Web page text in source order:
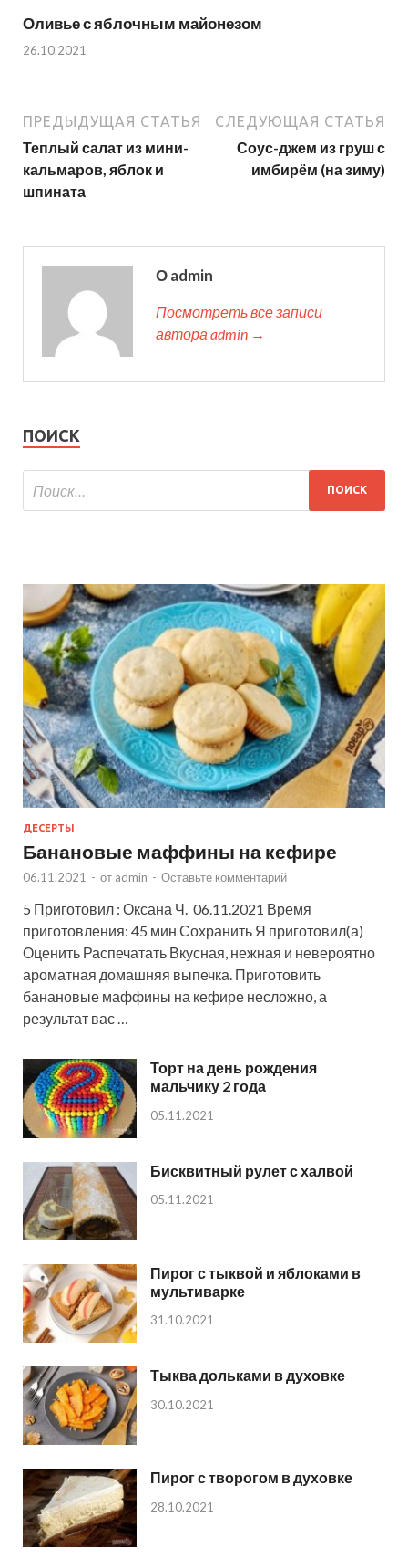
Оливье с яблочным майонезом
26.10.2021
ПРЕДЫДУЩАЯ СТАТЬЯ
Теплый салат из мини-
кальмаров, яблок и
шпината
СЛЕДУЮЩАЯ СТАТЬЯ
Соус-джем из груш с
имбирём (на зиму)
О admin
Посмотреть все записи
автора admin →
ПОИСК
ДЕСЕРТЫ
Банановые маффины на кефире
06.11.2021 - от admin - Оставьте комментарий
5 Приготовил : Оксана Ч. 06.11.2021 Время
приготовления: 45 мин Сохранить Я приготовил(а)
Оценить Распечатать Вкусная, нежная и невероятно
ароматная домашняя выпечка. Приготовить
банановые маффины на кефире несложно, а
результат вас …
Торт на день рождения
мальчику 2 года
05.11.2021
Бисквитный рулет с халвой
05.11.2021
Пирог с тыквой и яблоками в
мультиварке
31.10.2021
Тыква дольками в духовке
30.10.2021
Пирог с творогом в духовке
28.10.2021